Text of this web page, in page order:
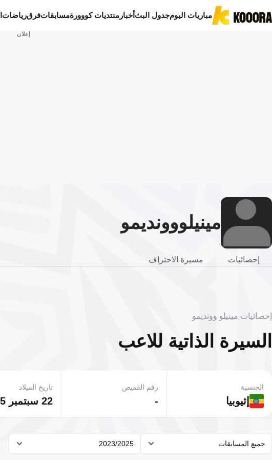
مباريات اليومجدول البثأخبار منتديات كووورةمسابقاتفرقرياضات
إعلان
مينيلووونديمو
إحصائيات مسيرة الاحتراف
إحصائيات مينيلو وونديمو
السيرة الذاتية للاعب
إثيوبيا
الجنسية
-
رقم القميص
22 سبتمبر 1995
تاريخ الميلاد
جميع المسابقات 2023/2025